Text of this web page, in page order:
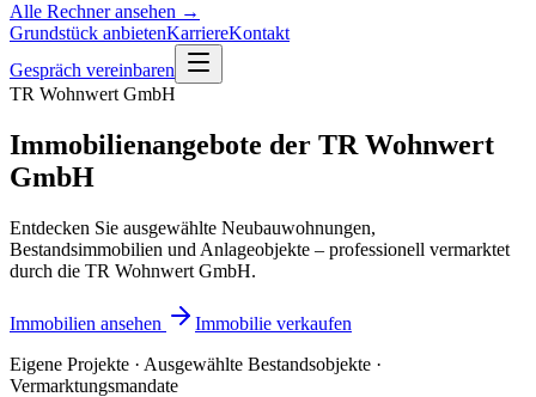
Alle Rechner ansehen →
Grundstück anbietenKarriereKontakt
Gespräch vereinbaren
TR Wohnwert GmbH
Immobilienangebote der TR Wohnwert
GmbH
Entdecken Sie ausgewählte Neubauwohnungen,
Bestandsimmobilien und Anlageobjekte – professionell vermarktet
durch die TR Wohnwert GmbH.
Immobilien ansehen
Immobilie verkaufen
Eigene Projekte · Ausgewählte Bestandsobjekte ·
Vermarktungsmandate